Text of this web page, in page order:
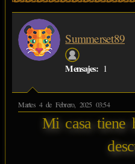
Summerset89
Mensajes: 1
Martes 4 de Febrero, 2025 03:54
Mi casa tiene